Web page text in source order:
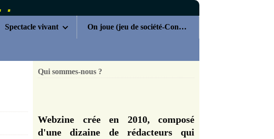
Spectacle vivant On joue (jeu de société-Concours)
Qui sommes-nous ?
Webzine crée en 2010, composé
d'une dizaine de rédacteurs qui